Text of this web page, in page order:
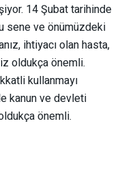
14 Şubat tarihinde
sene ve önümüzdeki
ihtiyacı olan hasta,
oldukça önemli.
kullanmayı
kanun ve devleti
önemli.